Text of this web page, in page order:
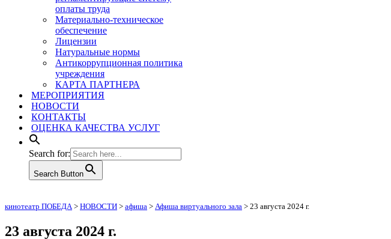
оплаты труда
Материально-техническое
обеспечение
Лицензии
Натуральные нормы
Антикоррупционная политика
учреждения
КАРТА ПАРТНЕРА
МЕРОПРИЯТИЯ
НОВОСТИ
КОНТАКТЫ
ОЦЕНКА КАЧЕСТВА УСЛУГ
Search for:
Search Button
кинотеатр ПОБЕДА> НОВОСТИ > афиша > Афиша виртуального зала > 23 августа 2024 г.
23 августа 2024 г.